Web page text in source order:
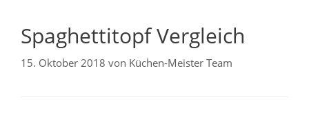
Spaghettitopf Vergleich
15. Oktober 2018 von Küchen-Meister Team